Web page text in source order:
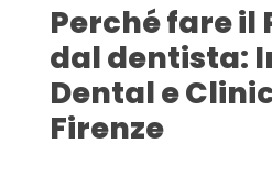
Perché fare il
dal dentista:
Dental e
Firenze